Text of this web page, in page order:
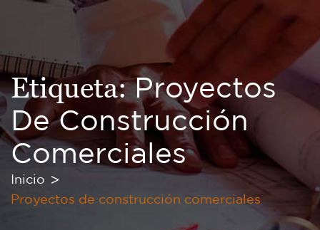
Etiqueta:Proyectos
De Construcción
Comerciales
Inicio
Proyectos de construcción comerciales